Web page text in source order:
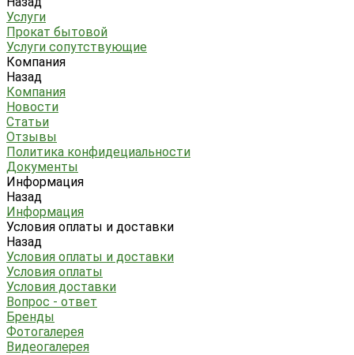
Услуги
Прокат бытовой
Услуги сопутствующие
Компания
Назад
Компания
Новости
Статьи
Отзывы
Политика конфидециальности
Документы
Информация
Назад
Информация
Условия оплаты и доставки
Назад
Условия оплаты и доставки
Условия оплаты
Условия доставки
Вопрос - ответ
Бренды
Фотогалерея
Видеогалерея